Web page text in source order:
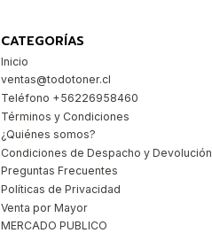
CATEGORÍAS
Inicio
ventas@todotoner.cl
Teléfono +56226958460
Términos y Condiciones
¿Quiénes somos?
Condiciones de Despacho y Devolución
Preguntas Frecuentes
Políticas de Privacidad
Venta por Mayor
MERCADO PUBLICO